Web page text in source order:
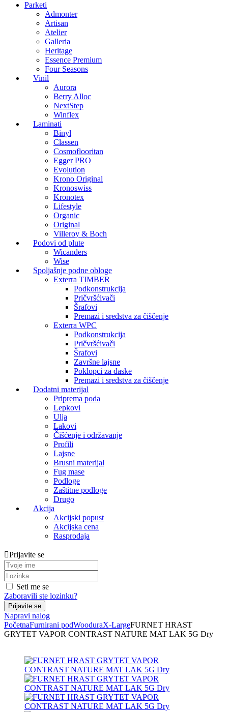
Parketi
Admonter
Artisan
Atelier
Galleria
Heritage
Essence Premium
Four Seasons
Vinil
Aurora
Berry Alloc
NextStep
Winflex
Laminati
Binyl
Classen
Cosmoflooritan
Egger PRO
Evolution
Krono Original
Kronoswiss
Kronotex
Lifestyle
Organic
Original
Villeroy & Boch
Podovi od plute
Wicanders
Wise
Spoljašnje podne obloge
Exterra TIMBER
Podkonstrukcija
Pričvršćivači
Šrafovi
Premazi i sredstva za čiščenje
Exterra WPC
Podkonstrukcija
Pričvršćivači
Šrafovi
Završne lajsne
Poklopci za daske
Premazi i sredstva za čiščenje
Dodatni materijal
Priprema poda
Lepkovi
Ulja
Lakovi
Čišćenje i održavanje
Profili
Lajsne
Brusni materijal
Fug mase
Podloge
Zaštitne podloge
Drugo
Akcija
Akcijski popust
Akcijska cena
Rasprodaja
Prijavite se
Seti me se
Zaboravili ste lozinku?
Napravi nalog
PočetnaFurnirani podWooduraX-LargeFURNET HRAST
GRYTET VAPOR CONTRAST NATURE MAT LAK 5G Dry